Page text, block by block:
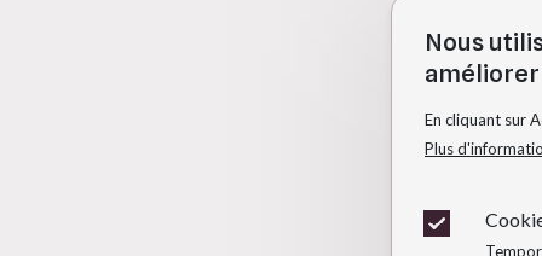
Nous
En cliquant sur
Plus